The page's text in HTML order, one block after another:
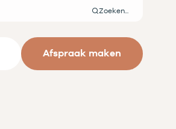
Zoeken
Afspraak maken